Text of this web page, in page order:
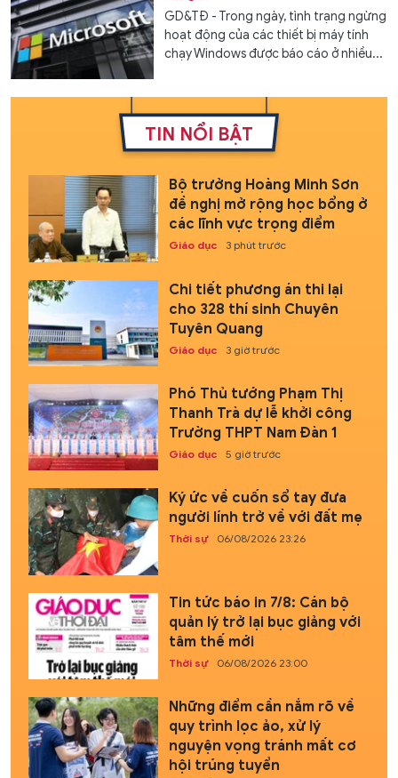
GD&TĐ - Trong ngày, tình trạng ngừng
hoạt động của các thiết bị máy tính
chạy Windows được báo cáo ở nhiều...
TIN NỔI BẬT
Bộ trưởng Hoàng Minh Sơn
đề nghị mở rộng học bổng ở
các lĩnh vực trọng điểm
Giáo dục 3 phút trước
Chi tiết phương án thi lại
cho 328 thí sinh Chuyên
Tuyên Quang
Giáo dục 3 giờ trước
Phó Thủ tướng Phạm Thị
Thanh Trà dự lễ khởi công
Trường THPT Nam Đàn 1
Giáo dục 5 giờ trước
Ký ức về cuốn sổ tay đưa
người lính trở về với đất mẹ
Thời sự 06/08/2026 23:26
Tin tức báo in 7/8: Cán bộ
quản lý trở lại bục giảng với
tâm thế mới
Thời sự 06/08/2026 23:00
Những điểm cần nắm rõ về
quy trình lọc ảo, xử lý
nguyện vọng tránh mất cơ
hội trúng tuyển